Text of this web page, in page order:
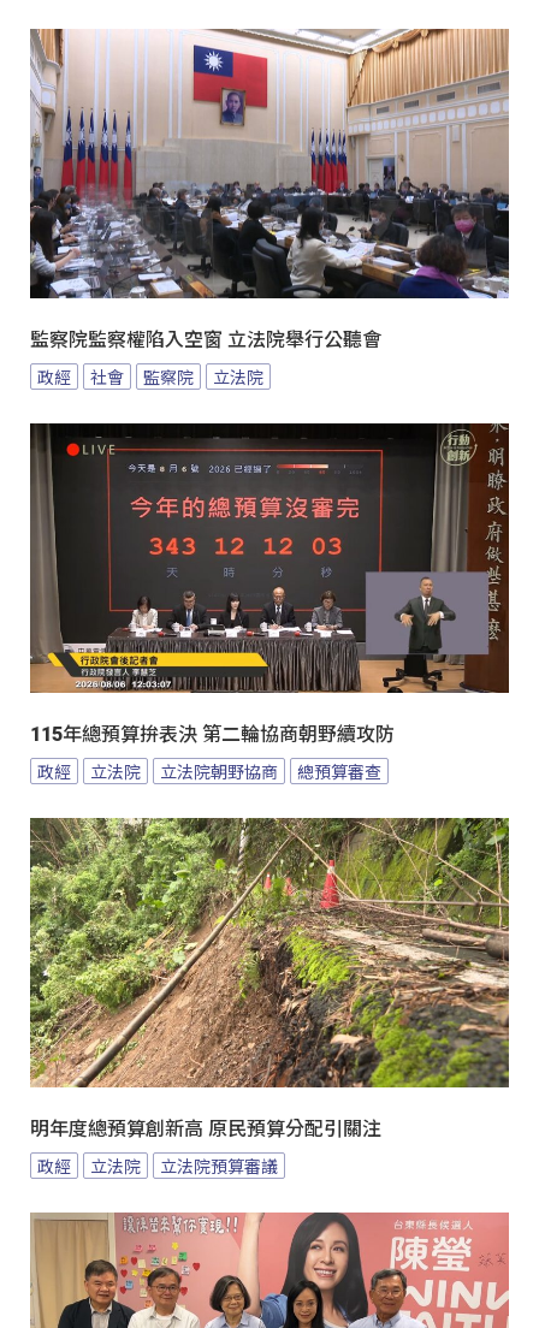
監察院監察權陷入空窗 立法院舉行公聽會
政經 社會 監察院 立法院
115年總預算拚表決 第二輪協商朝野續攻防
政經 立法院 立法院朝野協商 總預算審查
明年度總預算創新高 原民預算分配引關注
政經 立法院 立法院預算審議